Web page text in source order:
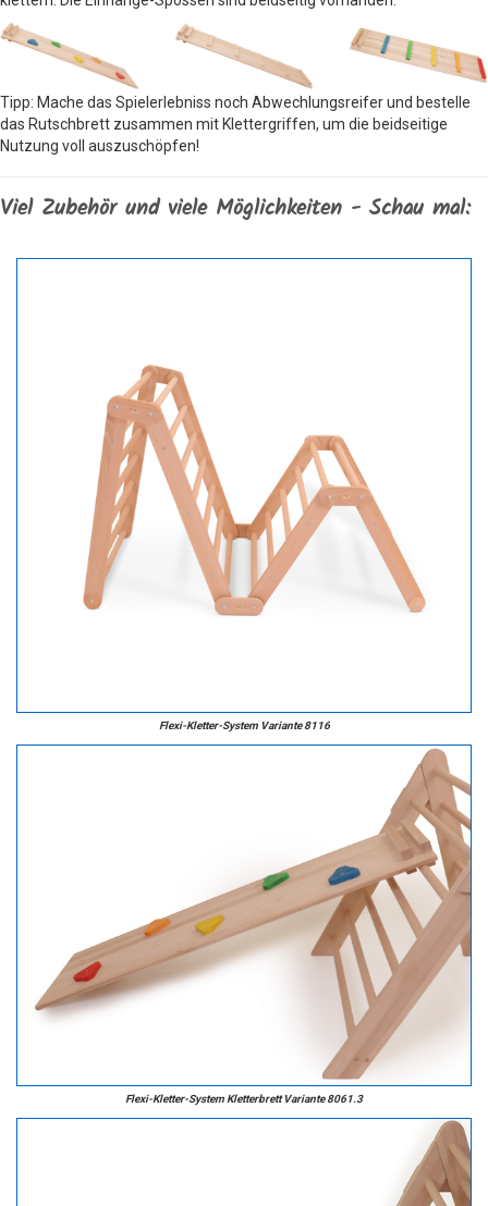
Tipp: Mache das Spielerlebniss noch Abwechlungsreifer und bestelle
das Rutschbrett zusammen mit Klettergriffen, um die beidseitige
Nutzung voll auszuschöpfen!
Viel Zubehör und viele Möglichkeiten - Schau mal:
Flexi-Kletter-System Variante 8116
Flexi-Kletter-System Kletterbrett Variante 8061.3